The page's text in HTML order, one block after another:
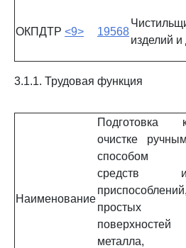
ОКПДТР <9> 19568
изделий и
3.1.1. Трудовая функция
Наименование
Подготовка
очистке ручным
способом
средств и
приспособлений,
простых
поверхностей
металла,